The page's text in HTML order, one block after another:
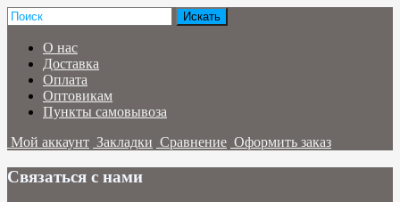
О нас
Доставка
Оплата
Оптовикам
Пункты самовывоза
Мой аккаунт Закладки Сравнение Оформить заказ
Связаться с нами